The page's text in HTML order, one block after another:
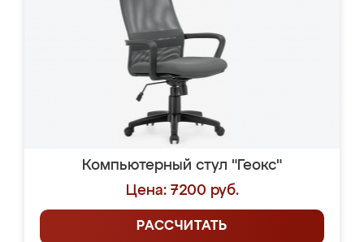
Компьютерный стул "Геокс"
Цена: 7200 руб.
РАССЧИТАТЬ